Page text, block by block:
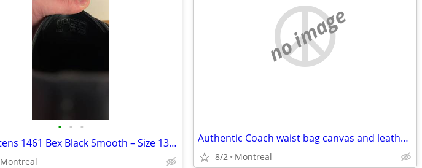
• • •
Dr. Martens 1461 Bex Black Smooth – Size 13 – Like New
Montreal
no image
Authentic Coach waist bag canvas and leather like new
8/2 Montreal